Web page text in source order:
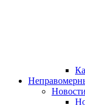
Новости